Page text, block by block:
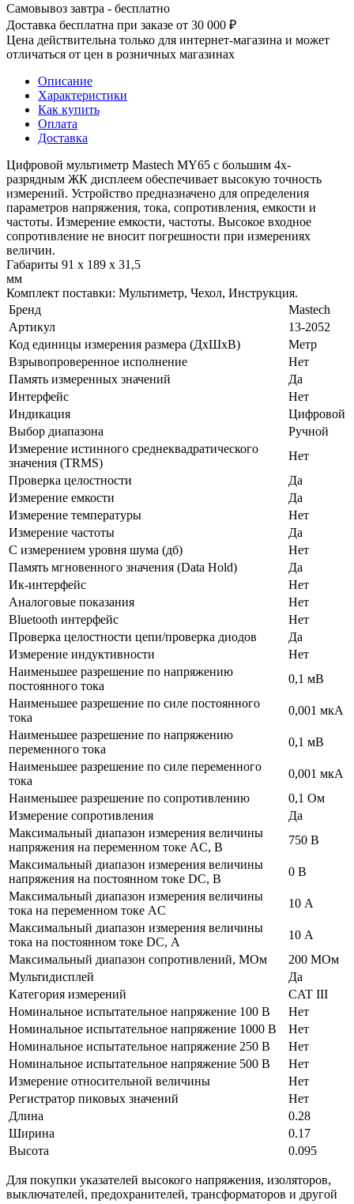
Самовывоз завтра - бесплатно
Доставка бесплатна при заказе от 30 000 ₽
Цена действительна только для интернет-магазина и может
отличаться от цен в розничных магазинах
Описание
Характеристики
Как купить
Оплата
Доставка
Цифровой мультиметр Mastech MY65 с большим 4х-
разрядным ЖК дисплеем обеспечивает высокую точность
измерений. Устройство предназначено для определения
параметров напряжения, тока, сопротивления, емкости и
частоты. Измерение емкости, частоты. Высокое входное
сопротивление не вносит погрешности при измерениях
Габариты 91 х 189 х 31,5
Комплект поставки: Мультиметр, Чехол, Инструкция.
Бренд
Mastech
Артикул
13-2052
Код единицы измерения размера (ДхШхВ)
Метр
Взрывопроверенное исполнение
Нет
Память измеренных значений
Да
Интерфейс
Нет
Индикация
Цифровой
Выбор диапазона
Ручной
Измерение истинного среднеквадратического
значения (ТRMS)
Нет
Проверка целостности
Да
Измерение емкости
Да
Измерение температуры
Нет
Измерение частоты
Да
С измерением уровня шума (дб)
Нет
Память мгновенного значения (Data Hold)
Да
Ик-интерфейс
Нет
Аналоговые показания
Нет
Bluetooth интерфейс
Нет
Проверка целостности цепи/проверка диодов
Да
Измерение индуктивности
Нет
Наименьшее разрешение по напряжению
постоянного тока
0,1 мВ
Наименьшее разрешение по силе постоянного
тока
0,001 мкА
Наименьшее разрешение по напряжению
переменного тока
0,1 мВ
Наименьшее разрешение по силе переменного
тока
0,001 мкА
Наименьшее разрешение по сопротивлению
0,1 Ом
Измерение сопротивления
Да
Максимальный диапазон измерения величины
напряжения на переменном токе АC, В
750 В
Максимальный диапазон измерения величины
напряжения на постоянном токе DC, В
0 В
Максимальный диапазон измерения величины
тока на переменном токе АC
10 А
Максимальный диапазон измерения величины
тока на постоянном токе DC, А
10 А
Максимальный диапазон сопротивлений, МОм
200 МОм
Мультидисплей
Да
Категория измерений
CAT III
Номинальное испытательное напряжение 100 В
Нет
Номинальное испытательное напряжение 1000 В
Нет
Номинальное испытательное напряжение 250 В
Нет
Номинальное испытательное напряжение 500 В
Нет
Измерение относительной величины
Нет
Регистратор пиковых значений
Нет
Длина
0.28
Ширина
0.17
Высота
0.095
Для покупки указателей высокого напряжения, изоляторов,
выключателей, предохранителей, трансформаторов и другой